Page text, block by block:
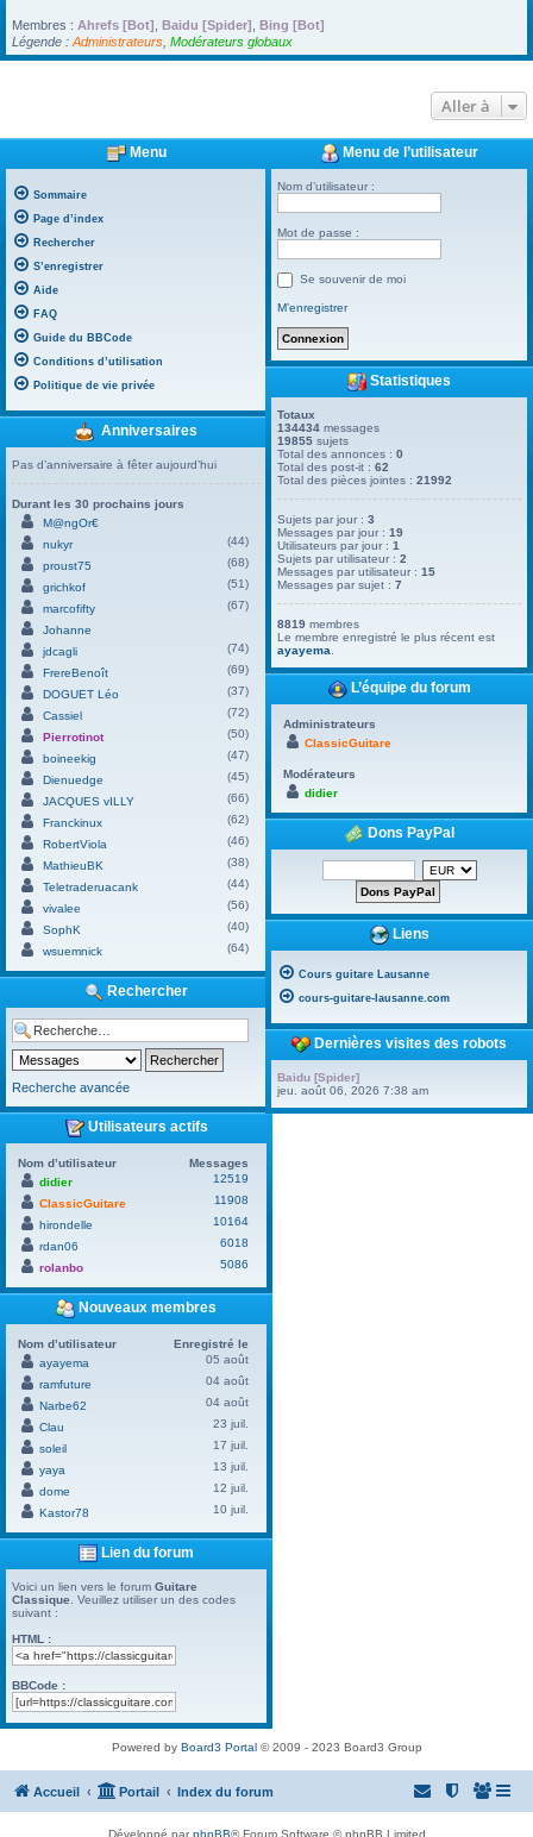
Membres : Ahrefs [Bot] Baidu [Spider] Bing [Bot]
Légende : Administrateurs Modérateurs globaux
Aller à
Menu
Sommaire
Page d’index
Rechercher
S’enregistrer
Aide
FAQ
Guide du BBCode
Conditions d’utilisation
Politique de vie privée
Anniversaires
Pas d’anniversaire à fêter aujourd’hui
Durant les 30 prochains jours
M@ngOr€
nukyr
(44)
proust75
(68)
grichkof
(51)
marcofifty
(67)
Johanne
jdcagli
(74)
FrereBenoît
(69)
DOGUET Léo
(37)
Cassiel
(72)
Pierrotinot
(50)
boineekig
(47)
Dienuedge
(45)
JACQUES vILLY
(66)
Franckinux
(62)
RobertViola
(46)
MathieuBK
(38)
Teletraderuacank
(44)
vivalee
(56)
SophK
(40)
wsuemnick
(64)
Rechercher
Recherche avancée
Utilisateurs actifs
Nom d’utilisateur
Messages
didier
12519
ClassicGuitare
11908
hirondelle
10164
rdan06
6018
rolanbo
5086
Nouveaux membres
Nom d’utilisateur
Enregistré le
ayayema
05 août
ramfuture
04 août
Narbe62
04 août
Clau
23 juil.
soleil
17 juil.
yaya
13 juil.
dome
12 juil.
Kastor78
10 juil.
Lien du forum
Voici un lien vers le forum Guitare
Classique . Veuillez utiliser un des codes
suivant :
HTML :
BBCode :
Menu de l’utilisateur
Nom d’utilisateur :
Mot de passe :
Se souvenir de moi
M’enregistrer
Statistiques
Totaux
134434 messages
19855 sujets
Total des annonces :0
Total des post-it :62
Total des pièces jointes :21992
Sujets par jour :3
Messages par jour :19
Utilisateurs par jour :1
Sujets par utilisateur :2
Messages par utilisateur :15
Messages par sujet :7
8819 membres
Le membre enregistré le plus récent est
ayayema
L’équipe du forum
Administrateurs
ClassicGuitare
Modérateurs
didier
Dons PayPal
Liens
Cours guitare Lausanne
cours-guitare-lausanne.com
Dernières visites des robots
Baidu [Spider]
jeu. août 06, 2026 7:38 am
Powered by Board3 Portal© 2009 - 2023 Board3 Group
Accueil Portail Index du forum
Développé parphpBB® Forum Software © phpBB Limited